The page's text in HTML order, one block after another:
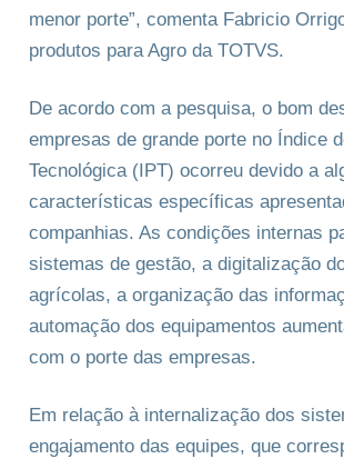
menor porte”, comenta Fabricio
produtos para Agro da TOTVS.
De acordo com a pesquisa, o bom
empresas de grande porte no Índice
Tecnológica (IPT) ocorreu devido a
características específicas
companhias. As condições internas
sistemas de gestão, a digitalização
agrícolas, a organização das
automação dos equipamentos
com o porte das empresas.
Em relação à internalização dos
engajamento das equipes, que